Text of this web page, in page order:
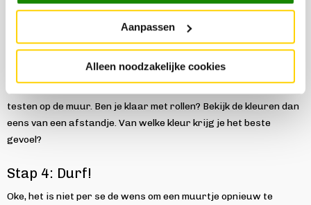
Aanpassen
Alleen noodzakelijke cookies
Ben je er bijna uit? Dan is het tijd om te testen, want er is niet zo
vervelend als de verkeerde kleur op de muren sauzen om dit
vervolgens weer over te doen. Er zijn apps beschikbaar die een
om een kleur écht goed te testen, kun je kleurtesters bestellen.
testen op de muur. Ben je klaar met rollen? Bekijk de kleuren dan
eens van een afstandje. Van welke kleur krijg je het beste
gevoel?
Stap 4: Durf!
Oke, het is niet per se de wens om een muurtje opnieuw te